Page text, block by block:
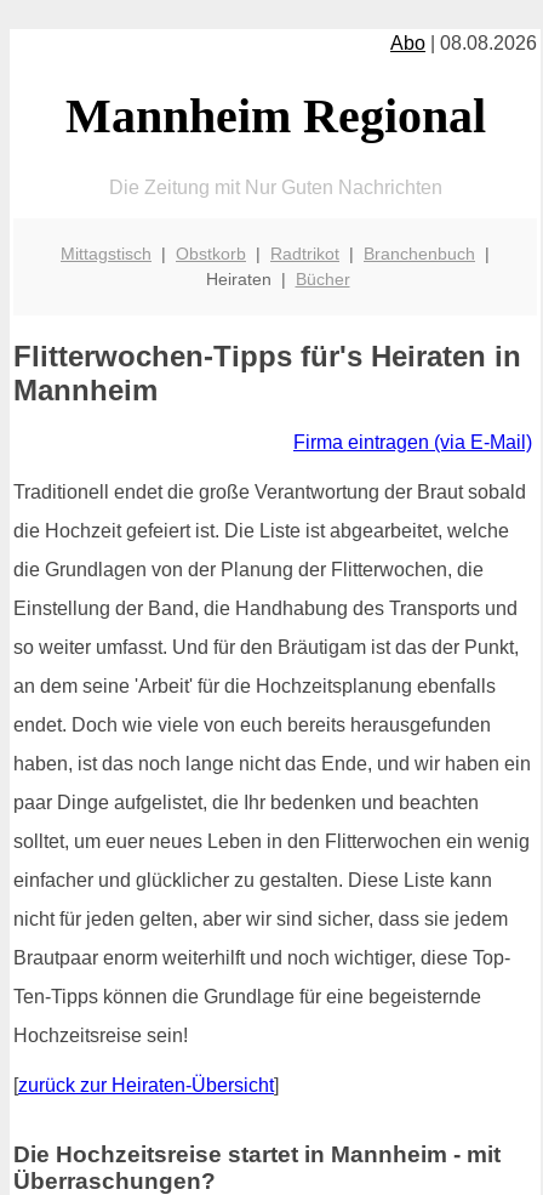
Abo | 08.08.2026
Mannheim Regional
Die Zeitung mit Nur Guten Nachrichten
Mittagstisch | Obstkorb | Radtrikot | Branchenbuch |
Heiraten | Bücher
Flitterwochen-Tipps für's Heiraten in
Mannheim
Firma eintragen (via E-Mail)
Traditionell endet die große Verantwortung der Braut sobald
die Hochzeit gefeiert ist. Die Liste ist abgearbeitet, welche
die Grundlagen von der Planung der Flitterwochen, die
Einstellung der Band, die Handhabung des Transports und
so weiter umfasst. Und für den Bräutigam ist das der Punkt,
an dem seine 'Arbeit' für die Hochzeitsplanung ebenfalls
endet. Doch wie viele von euch bereits herausgefunden
haben, ist das noch lange nicht das Ende, und wir haben ein
paar Dinge aufgelistet, die Ihr bedenken und beachten
solltet, um euer neues Leben in den Flitterwochen ein wenig
einfacher und glücklicher zu gestalten. Diese Liste kann
nicht für jeden gelten, aber wir sind sicher, dass sie jedem
Brautpaar enorm weiterhilft und noch wichtiger, diese Top-
Ten-Tipps können die Grundlage für eine begeisternde
Hochzeitsreise sein!
[zurück zur Heiraten-Übersicht]
Die Hochzeitsreise startet in Mannheim - mit
Überraschungen?